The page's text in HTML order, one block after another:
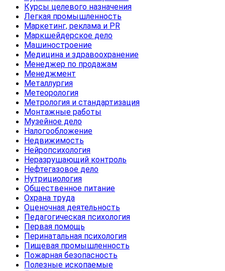
Курсы целевого назначения
Легкая промышленность
Маркетинг, реклама и PR
Маркшейдерское дело
Машиностроение
Медицина и здравоохранение
Менеджер по продажам
Менеджмент
Металлургия
Метеорология
Метрология и стандартизация
Монтажные работы
Музейное дело
Налогообложение
Недвижимость
Нейропсихология
Неразрушающий контроль
Нефтегазовое дело
Нутрициология
Общественное питание
Охрана труда
Оценочная деятельность
Педагогическая психология
Первая помощь
Перинатальная психология
Пищевая промышленность
Пожарная безопасность
Полезные ископаемые